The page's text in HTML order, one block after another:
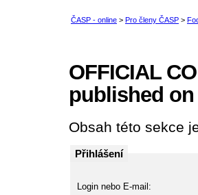
OFFICIAL
published on
Obsah této sekce
Přihlášení
Login nebo E-mail: